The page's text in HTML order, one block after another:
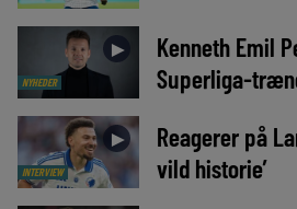
NYHEDER
►
Kenneth Emil
Superliga-
INTERVIEW
►
Reagerer på
vild historie’